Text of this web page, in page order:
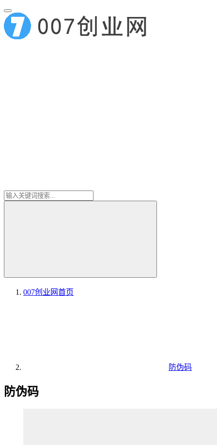
007创业网首页
防伪码
防伪码